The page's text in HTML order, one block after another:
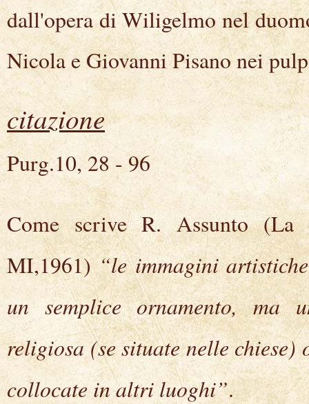
dall'opera di Wiligelmo nel
Nicola e Giovanni Pisano nei
citazione
Purg.10, 28 - 96
Come scrive R. Assunto (La
MI,1961)“le immagini
un semplice ornamento, ma
religiosa (se situate nelle
collocate in altri luoghi”.